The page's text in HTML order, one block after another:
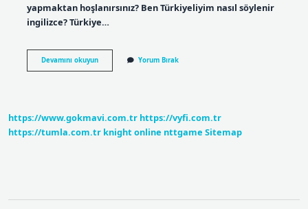
yapmaktan hoşlanırsınız? Ben Türkiyeliyim nasıl söylenir
ingilizce? Türkiye…
Devamını okuyunBeni
Seviyor
Yorum Bırak
https://www.gokmavi.com.tr https://vyfi.com.tr
https://tumla.com.tr knight online nttgame Sitemap